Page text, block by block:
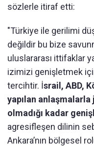
sözlerle itiraf etti:
"Türkiye ile gerilimi
değildir bu bize
uluslararası ittifaklar
izimizi genişletmek
tercihtir. İsrail, ABD,
yapılan
olmadığı kadar
agresifleşen dilinin
Ankara’nın bölgesel